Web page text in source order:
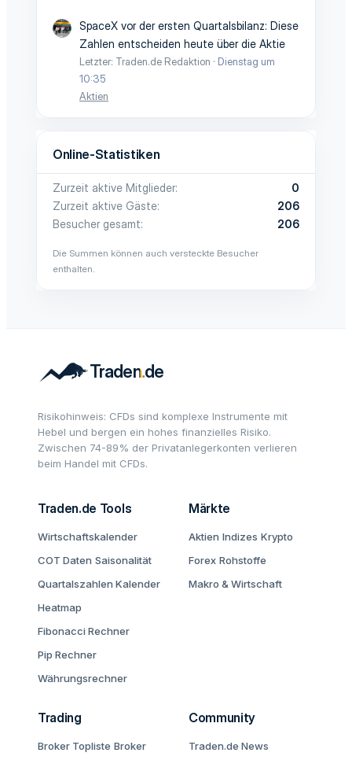
SpaceX vor der ersten Quartalsbilanz: Diese
Zahlen entscheiden heute über die Aktie
Letzter: Traden.de Redaktion
Dienstag um
10:35
Aktien
Online-Statistiken
Zurzeit aktive Mitglieder
0
Zurzeit aktive Gäste
206
Besucher gesamt
206
Die Summen können auch versteckte Besucher
enthalten.
Risikohinweis: CFDs sind komplexe Instrumente mit
Hebel und bergen ein hohes finanzielles Risiko.
Zwischen 74-89% der Privatanlegerkonten verlieren
beim Handel mit CFDs.
Traden.de Tools
Wirtschaftskalender
COT Daten Saisonalität
Quartalszahlen Kalender
Heatmap
Fibonacci Rechner
Pip Rechner
Währungsrechner
Märkte
Aktien Indizes Krypto
Forex Rohstoffe
Makro & Wirtschaft
Trading
Broker Topliste Broker
Community
Traden.de News